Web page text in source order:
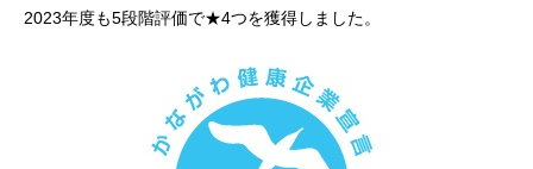
2023年度も5段階評価で★4つを獲得しました。